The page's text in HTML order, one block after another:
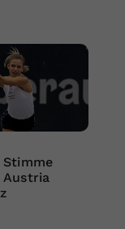
Stimme
Austria